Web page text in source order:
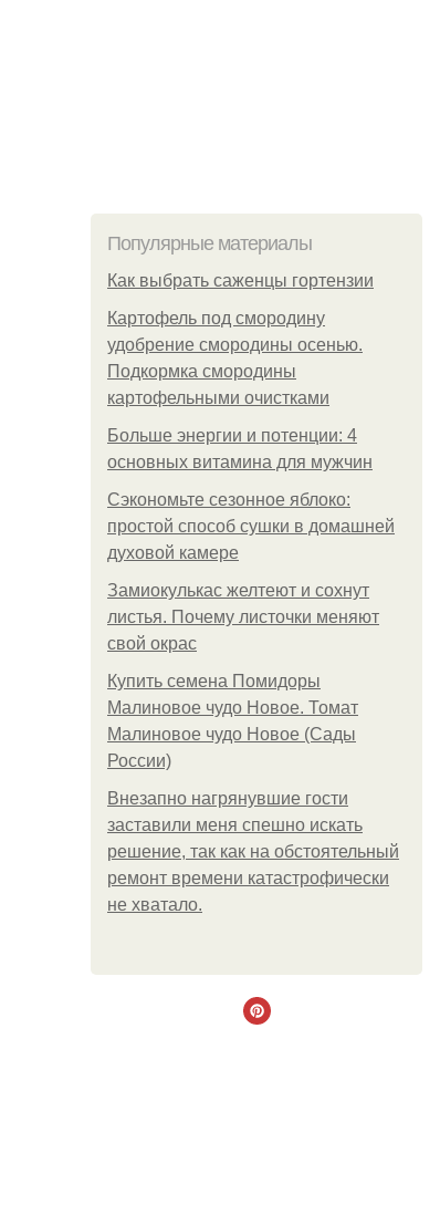
Популярные материалы
Как выбрать саженцы гортензии
Картофель под смородину
удобрение смородины осенью.
Подкормка смородины
картофельными очистками
Больше энергии и потенции: 4
основных витамина для мужчин
Сэкономьте сезонное яблоко:
простой способ сушки в домашней
духовой камере
Замиокулькас желтеют и сохнут
листья. Почему листочки меняют
свой окрас
Купить семена Помидоры
Малиновое чудо Новое. Томат
Малиновое чудо Новое (Сады
России)
Внезапно нагрянувшие гости
заставили меня спешно искать
решение, так как на обстоятельный
ремонт времени катастрофически
не хватало.